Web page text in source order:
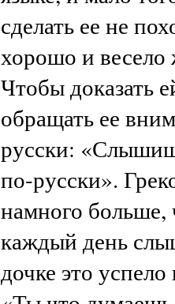
сделать ее не
хорошо и весело
Чтобы доказать
обращать ее
русски:
по-русски».
намного больше,
каждый день
дочке это